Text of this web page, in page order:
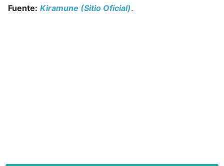
Fuente: Kiramune (Sitio Oficial).